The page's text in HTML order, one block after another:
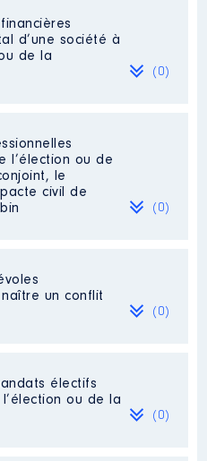
€ Net
d’une société à
de la
(0)
l’élection ou de
le
civil de
(0)
un conflit
(0)
électifs
ou de la
(0)